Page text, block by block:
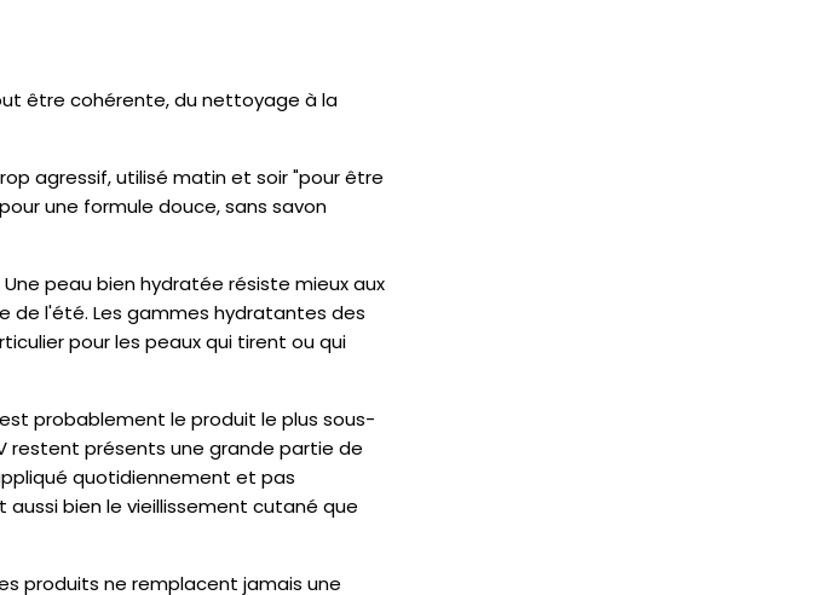
être cohérente, du nettoyage à la
agressif, utilisé matin et soir "pour être
une formule douce, sans savon
peau bien hydratée résiste mieux aux
de l'été. Les gammes hydratantes des
pour les peaux qui tirent ou qui
probablement le produit le plus sous-
restent présents une grande partie de
quotidiennement et pas
bien le vieillissement cutané que
produits ne remplacent jamais une